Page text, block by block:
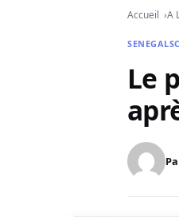
Accueil A
SENEGAL
Le